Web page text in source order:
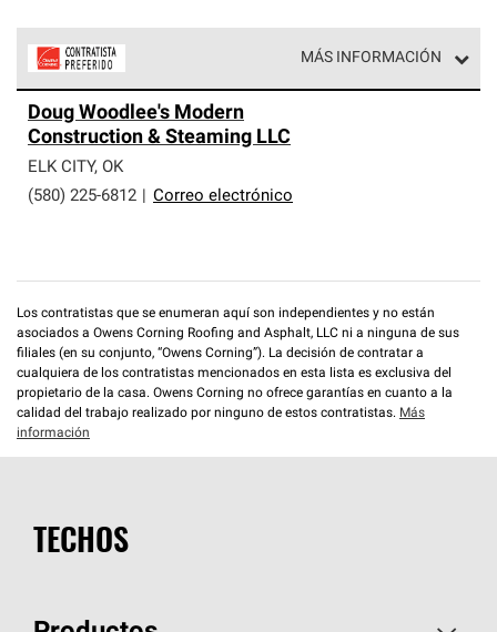
MÁS INFORMACIÓN
parte de una red exclusiva de profesionales de techos
que cumplen con altos estándares y requisitos estrictos
de profesionalismo y confiabilidad.
Doug Woodlee's Modern
Construction & Steaming LLC
ELK CITY, OK
(580) 225-6812
Correo electrónico
Los contratistas que se enumeran aquí son independientes y no están
asociados a Owens Corning Roofing and Asphalt, LLC ni a ninguna de sus
filiales (en su conjunto, “Owens Corning”). La decisión de contratar a
cualquiera de los contratistas mencionados en esta lista es exclusiva del
propietario de la casa. Owens Corning no ofrece garantías en cuanto a la
calidad del trabajo realizado por ninguno de estos contratistas. Más
información
TECHOS